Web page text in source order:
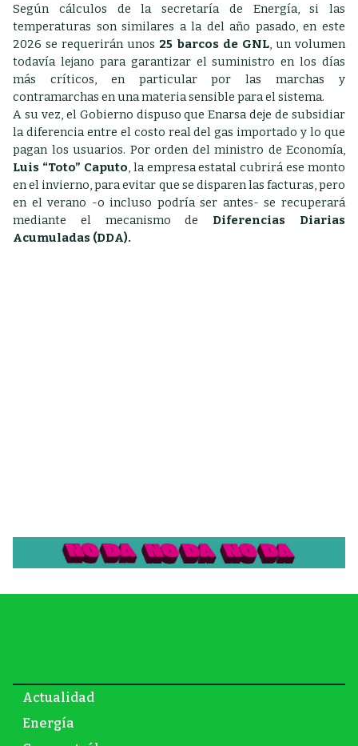
Según cálculos de la secretaría de Energía, si las
temperaturas son similares a la del año pasado, en este
2026 se requerirán unos 25 barcos de GNL, un volumen
todavía lejano para garantizar el suministro en los días
más críticos, en particular por las marchas y
contramarchas en una materia sensible para el sistema.
A su vez, el Gobierno dispuso que Enarsa deje de subsidiar
la diferencia entre el costo real del gas importado y lo que
pagan los usuarios. Por orden del ministro de Economía,
Luis “Toto” Caputo, la empresa estatal cubrirá ese monto
en el invierno, para evitar que se disparen las facturas, pero
en el verano -o incluso podría ser antes- se recuperará
mediante el mecanismo de Diferencias Diarias
Acumuladas (DDA).
Actualidad
Energía